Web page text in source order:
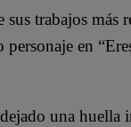
sus trabajos más
en
una